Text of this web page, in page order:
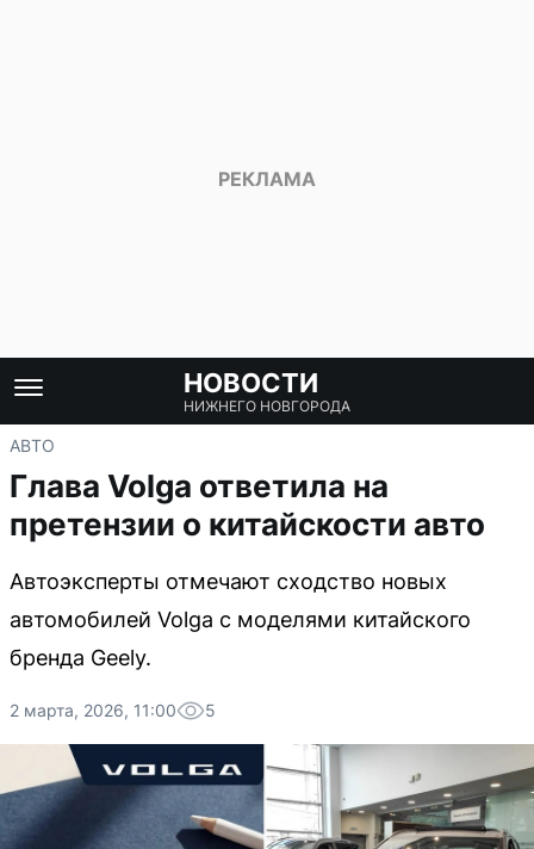
НОВОСТИ
НИЖНЕГО НОВГОРОДА
АВТО
Глава Volga ответила на
претензии о китайскости авто
Автоэксперты отмечают сходство новых
автомобилей Volga с моделями китайского
бренда Geely.
2 марта, 2026, 11:00 5